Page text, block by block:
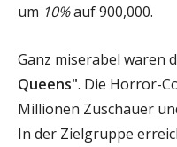
um 10%auf 900,000.
Ganz miserabel waren
Queens". Die Horror-
Millionen Zuschauer
In der Zielgruppe